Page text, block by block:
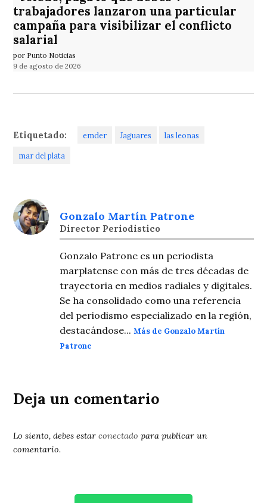
trabajadores lanzaron una particular
campaña para visibilizar el conflicto
salarial
por Punto Noticias
9 de agosto de 2026
Etiquetado: emder Jaguares las leonas
mar del plata
Gonzalo Martín Patrone
Director Periodistico
Gonzalo Patrone es un periodista
marplatense con más de tres décadas de
trayectoria en medios radiales y digitales.
Se ha consolidado como una referencia
del periodismo especializado en la región,
destacándose...Más de Gonzalo Martín
Patrone
Deja un comentario
Lo siento, debes estarconectado para publicar un
comentario.